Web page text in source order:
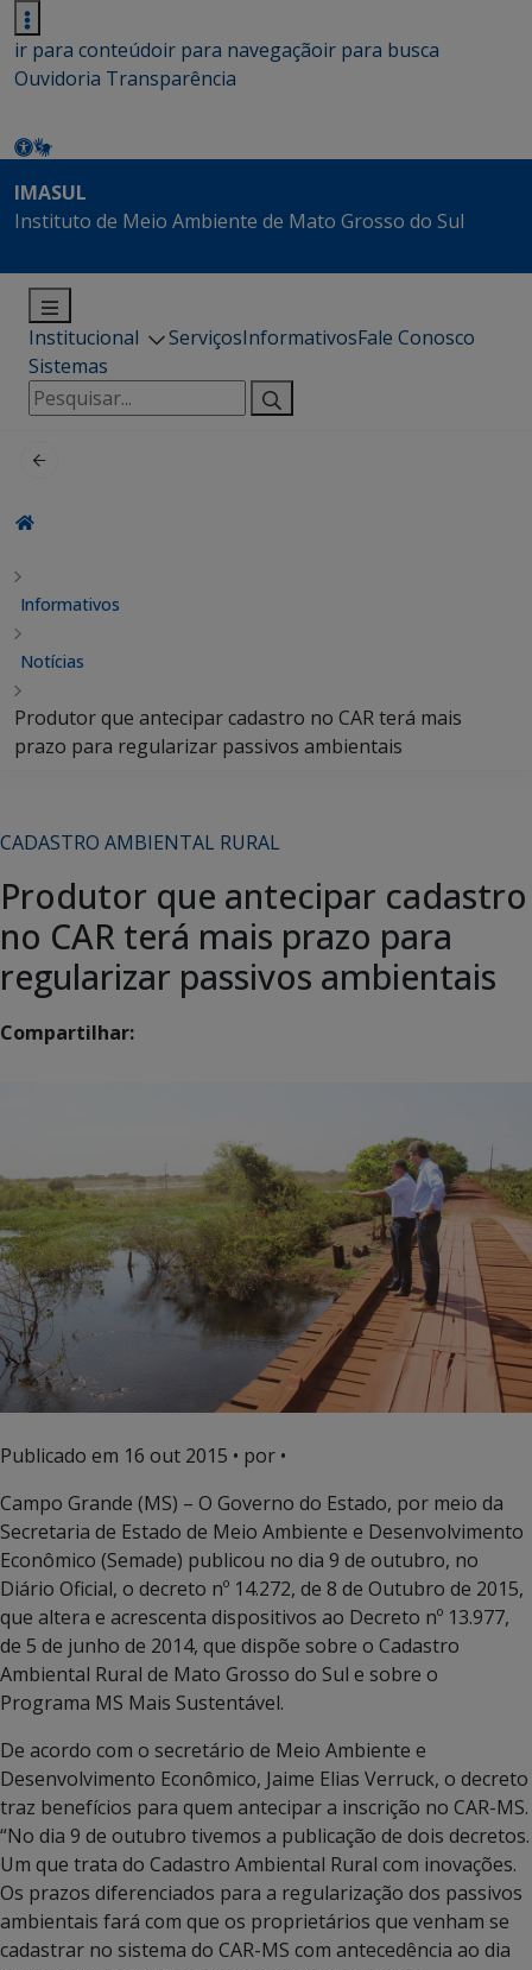
ir para conteúdoir para navegaçãoir para busca
Ouvidoria Transparência
IMASUL
Instituto de Meio Ambiente de Mato Grosso do Sul
Institucional ServiçosInformativosFale Conosco
Sistemas
Pesquisar
por:
Informativos
Notícias
Produtor que antecipar cadastro no CAR terá mais
prazo para regularizar passivos ambientais
CADASTRO AMBIENTAL RURAL
Produtor que antecipar cadastro
no CAR terá mais prazo para
regularizar passivos ambientais
Compartilhar:
Publicado em 16 out 2015 • por •
Campo Grande (MS) – O Governo do Estado, por meio da
Secretaria de Estado de Meio Ambiente e Desenvolvimento
Econômico (Semade) publicou no dia 9 de outubro, no
Diário Oficial, o decreto nº 14.272, de 8 de Outubro de 2015,
que altera e acrescenta dispositivos ao Decreto nº 13.977,
de 5 de junho de 2014, que dispõe sobre o Cadastro
Ambiental Rural de Mato Grosso do Sul e sobre o
Programa MS Mais Sustentável.
De acordo com o secretário de Meio Ambiente e
Desenvolvimento Econômico, Jaime Elias Verruck, o decreto
traz benefícios para quem antecipar a inscrição no CAR-MS.
“No dia 9 de outubro tivemos a publicação de dois decretos.
Um que trata do Cadastro Ambiental Rural com inovações.
Os prazos diferenciados para a regularização dos passivos
ambientais fará com que os proprietários que venham se
cadastrar no sistema do CAR-MS com antecedência ao dia